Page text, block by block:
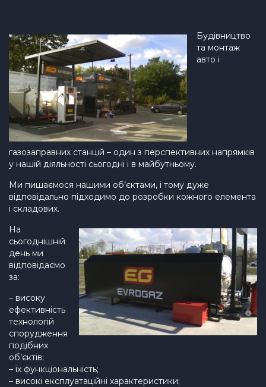
Будівництво
та монтаж
авто і
газозаправних станцій – один з перспективних напрямків
у нашій діяльності сьогодні і в майбутньому.
Ми пишаємося нашими об’єктами, і тому дуже
відповідально підходимо до розробки кожного елемента
і складових.
На
сьогоднішній
день ми
відповідаємо
за:
– високу
ефективність
технологій
спорудження
подібних
об’єктів;
– їх функціональність;
– високі експлуатаційні характеристики;